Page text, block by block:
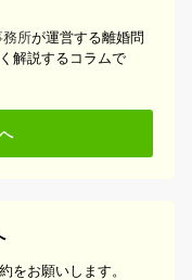
務所が運営する離婚問
解説するコラムで
をお願いします。